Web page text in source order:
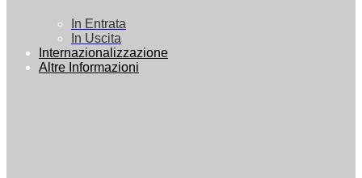
In Entrata
In Uscita
Internazionalizzazione
Altre Informazioni